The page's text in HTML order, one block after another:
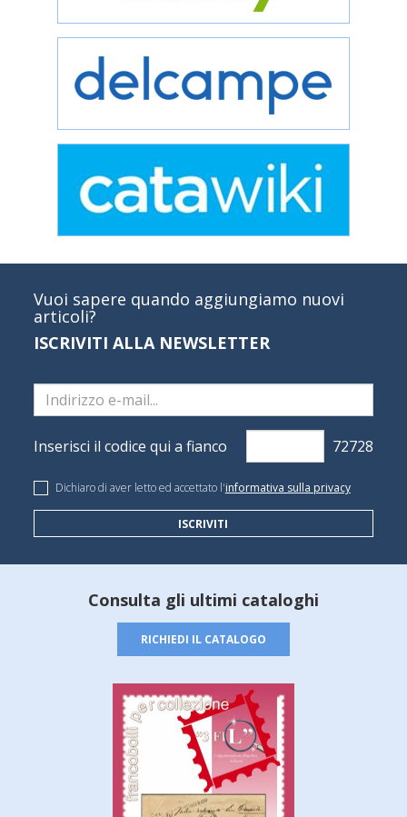
Vuoi sapere quando aggiungiamo nuovi
articoli?
ISCRIVITI ALLA NEWSLETTER
Inserisci il codice qui a fianco
Dichiaro di aver letto ed accettato l'informativa sulla privacy
ISCRIVITI
Consulta gli ultimi cataloghi
RICHIEDI IL CATALOGO